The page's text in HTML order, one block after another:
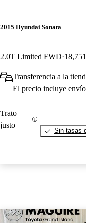
2015 Hyundai Sonata
2.0T Limited FWD
Transferencia a la
El precio incluye
Trato
justo
Sin tasas